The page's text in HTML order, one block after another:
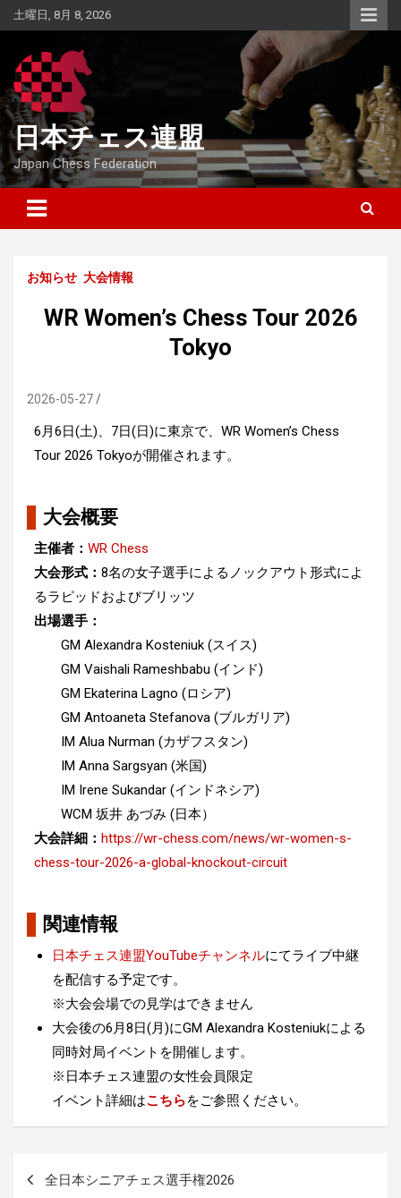
Skip
to
土曜日, 8月 8, 2026
日本チェス連盟
Japan Chess Federation
お知らせ 大会情報
WR Women’s Chess Tour 2026
Tokyo
2026-05-27
6月6日(土)、7日(日)に東京で、WR Women’s Chess
Tour 2026 Tokyoが開催されます。
大会概要
主催者： WR Chess
大会形式： 8名の女子選手によるノックアウト形式によ
るラピッドおよびブリッツ
出場選手：
GM Alexandra Kosteniuk (スイス)
GM Vaishali Rameshbabu (インド)
GM Ekaterina Lagno (ロシア)
GM Antoaneta Stefanova (ブルガリア)
IM Alua Nurman (カザフスタン)
IM Anna Sargsyan (米国)
IM Irene Sukandar (インドネシア)
WCM 坂井 あづみ (日本）
大会詳細： https://wr-chess.com/news/wr-women-s-
chess-tour-2026-a-global-knockout-circuit
関連情報
日本チェス連盟YouTubeチャンネルにてライブ中継
を配信する予定です。
※大会会場での見学はできません
大会後の6月8日(月)にGM Alexandra Kosteniukによる
同時対局イベントを開催します。
※日本チェス連盟の女性会員限定
イベント詳細はこちらをご参照ください。
全日本シニアチェス選手権2026